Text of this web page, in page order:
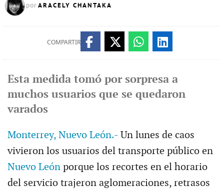
por ARACELY CHANTAKA
COMPARTIR
Esta medida tomó por sorpresa a
muchos usuarios que se quedaron
varados
Monterrey, Nuevo León.- Un lunes de caos
vivieron los usuarios del transporte público en
Nuevo Leónporque los recortes en el horario
del servicio trajeron aglomeraciones, retrasos